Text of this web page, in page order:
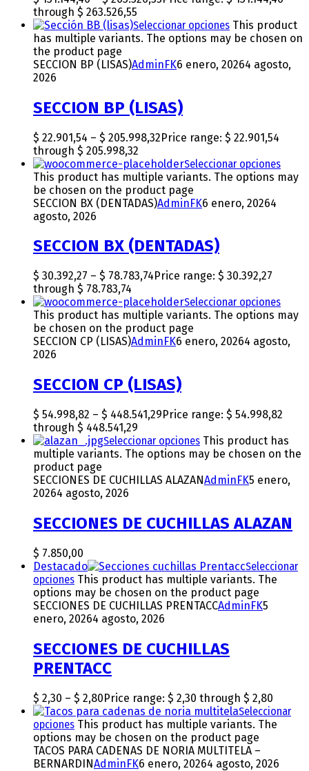
through $ 263.526,55
Seleccionar opciones This product
has multiple variants. The options may be chosen on
the product page
SECCION BP (LISAS)AdminFK6 enero, 20264 agosto,
2026
SECCION BP (LISAS)
$ 22.901,54 – $ 205.998,32Price range: $ 22.901,54
through $ 205.998,32
Seleccionar opciones
This product has multiple variants. The options may
be chosen on the product page
SECCION BX (DENTADAS)AdminFK6 enero, 20264
agosto, 2026
SECCION BX (DENTADAS)
$ 30.392,27 – $ 78.783,74 Price range: $ 30.392,27
through $ 78.783,74
Seleccionar opciones
This product has multiple variants. The options may
be chosen on the product page
SECCION CP (LISAS)AdminFK6 enero, 20264 agosto,
2026
SECCION CP (LISAS)
$ 54.998,82 – $ 448.541,29Price range: $ 54.998,82
through $ 448.541,29
Seleccionar opciones This product has
multiple variants. The options may be chosen on the
product page
SECCIONES DE CUCHILLAS ALAZANAdminFK5 enero,
20264 agosto, 2026
SECCIONES DE CUCHILLAS ALAZAN
$ 7.850,00
Destacado
Seleccionar
opciones This product has multiple variants. The
options may be chosen on the product page
SECCIONES DE CUCHILLAS PRENTACCAdminFK5
enero, 20264 agosto, 2026
SECCIONES DE CUCHILLAS
PRENTACC
$ 2,30 – $ 2,80Price range: $ 2,30 through $ 2,80
Seleccionar
opciones This product has multiple variants. The
options may be chosen on the product page
TACOS PARA CADENAS DE NORIA MULTITELA –
BERNARDINAdminFK6 enero, 20264 agosto, 2026